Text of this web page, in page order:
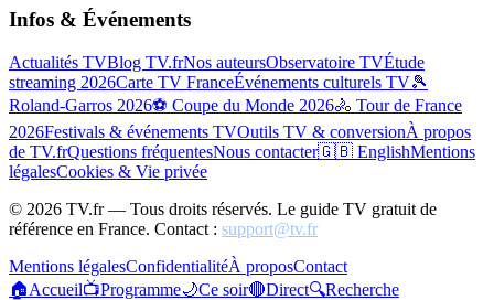
Infos & Événements
Actualités TVBlog TV.frNos auteursObservatoire TVÉtude
streaming 2026Carte TV FranceÉvénements culturels TV🎾
Roland-Garros 2026⚽ Coupe du Monde 2026🚴 Tour de France
2026Festivals & événements TVOutils TV & conversionÀ propos
de TV.frQuestions fréquentesNous contacter🇬🇧 EnglishMentions
légalesCookies & Vie privée
© 2026 TV.fr — Tous droits réservés. Le guide TV gratuit de
référence en France. Contact : support@tv.fr
Mentions légalesConfidentialitéÀ proposContact
🏠Accueil📺Programme🌙Ce soir🔴Direct🔍Recherche